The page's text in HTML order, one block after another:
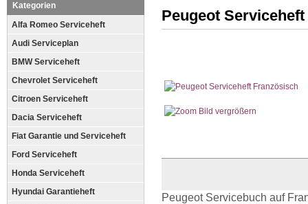
Kategorien
Alfa Romeo Serviceheft
Audi Serviceplan
BMW Serviceheft
Chevrolet Serviceheft
Citroen Serviceheft
Dacia Serviceheft
Fiat Garantie und Serviceheft
Ford Serviceheft
Honda Serviceheft
Hyundai Garantieheft
Peugeot
Bild vergrößern
Peugeot Servicebuch auf